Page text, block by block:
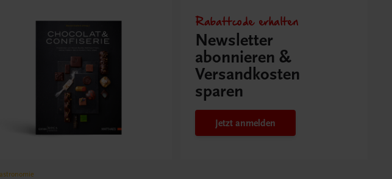
Rabattcode erhalten
Newsletter
abonnieren &
Versandkosten
sparen
Jetzt anmelden